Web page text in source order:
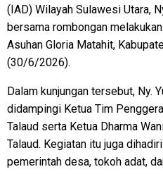
(IAD) Wilayah Sulawesi Utara,
bersama rombongan
Asuhan Gloria Matahit,
(30/6/2026).
Dalam kunjungan tersebut, Ny.
didampingi Ketua Tim
Talaud serta Ketua Dharma
Talaud. Kegiatan itu juga
pemerintah desa, tokoh adat,